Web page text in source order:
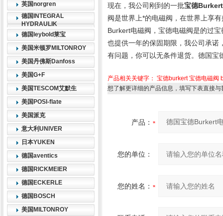
英国norgren
德国INTEGRAL
HYDRAULIK
德国leybold莱宝
美国米顿罗MILTONROY
美国丹佛斯Danfoss
美国G+F
美国TESCOM艾默生
美国POSI-flate
美国派克
意大利UNIVER
日本YUKEN
德国aventics
德国RICKMEIER
德国ECKERLE
德国BOSCH
美国MILTONROY
现在，我公司刚到的一批宝德
阀是世界上*的电磁阀，在世界上享
Burkert电磁阀，宝德电磁阀是的过
也提供一年的保固期限，我公司承诺
有问题，你可以无条件退货。德国宝
产品相关关键字： 宝德burkert 宝德电磁阀
想了解更详细的产品信息，填写下表直接与
产品：
您的单位：
您的姓名：